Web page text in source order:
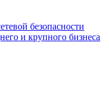
безопасности
и крупного бизнеса